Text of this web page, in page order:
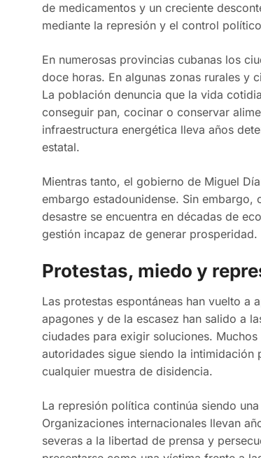
de medicamentos y un creciente
mediante la represión y el control
En numerosas provincias cubanas los
doce horas. En algunas zonas rurales y
La población denuncia que la vida
conseguir pan, cocinar o conservar
infraestructura energética lleva años
estatal.
Mientras tanto, el gobierno de Miguel
embargo estadounidense. Sin
desastre se encuentra en décadas de
gestión incapaz de generar prosperidad.
Protestas, miedo y
Las protestas espontáneas han vuelto a
apagones y de la escasez han salido a
ciudades para exigir soluciones.
autoridades sigue siendo la
cualquier muestra de disidencia.
La represión política continúa siendo
Organizaciones internacionales llevan
severas a la libertad de prensa y